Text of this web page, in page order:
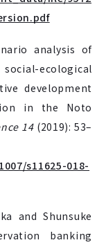
analysis of
ecological
development
in the Noto
14 (2019): 53–
s11625-018-
and Shunsuke
banking